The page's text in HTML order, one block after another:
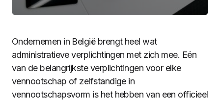
Ondernemen in België brengt heel wat
administratieve verplichtingen met zich mee. Eén
van de belangrijkste verplichtingen voor elke
vennootschap of zelfstandige in
vennootschapsvorm is het hebben van een officieel